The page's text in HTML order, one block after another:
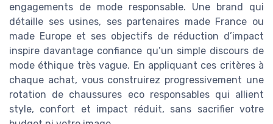
engagements de mode responsable. Une brand qui
détaille ses usines, ses partenaires made France ou
made Europe et ses objectifs de réduction d’impact
inspire davantage confiance qu’un simple discours de
mode éthique très vague. En appliquant ces critères à
chaque achat, vous construirez progressivement une
rotation de chaussures eco responsables qui allient
style, confort et impact réduit, sans sacrifier votre